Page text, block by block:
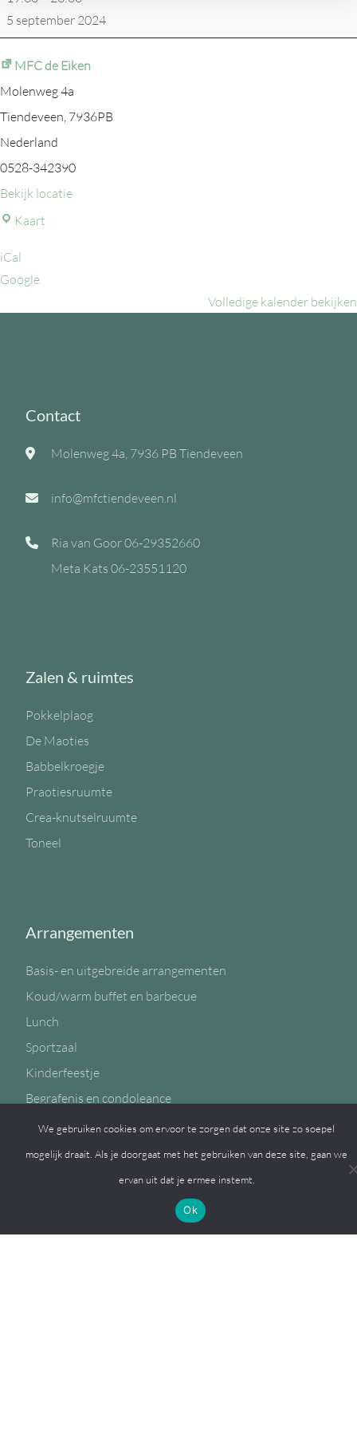
wat
5 september 2024
MFC de Eiken
Molenweg 4a
Tiendeveen, 7936PB
Nederland
0528-342390
Bekijk locatie
Kaart
iCal
Google
Volledige kalender bekijken
Contact
Molenweg 4a, 7936 PB Tiendeveen
info@mfctiendeveen.nl
Ria van Goor06-29352660
Meta Kats 06-23551120
Zalen & ruimtes
Pokkelplaog
De Maoties
Babbelkroegje
Praotiesruumte
Crea-knutselruumte
Toneel
Arrangementen
Basis- en uitgebreide arrangementen
Koud/warm buffet en barbecue
Lunch
Sportzaal
Kinderfeestje
Begrafenis en condoleance
We gebruiken cookies om ervoor te zorgen dat onze site zo soepel
mogelijk draait. Als je doorgaat met het gebruiken van deze site, gaan we
ervan uit dat je ermee instemt.
Ok